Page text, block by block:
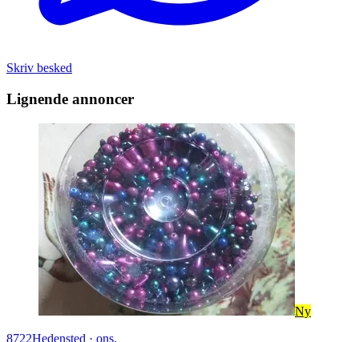
Skriv besked
Lignende annoncer
Ny
8722Hedensted · ons.